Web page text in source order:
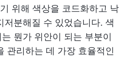
위해 색상을 코드화하고 낙
저분해질 수 있었습니다. 색
뭔가 위안이 되는 부분이
관리하는 데 가장 효율적인